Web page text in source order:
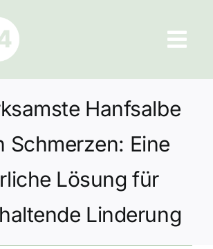
Hanfsalbe
Schmerzen: Eine
Lösung für
Linderung